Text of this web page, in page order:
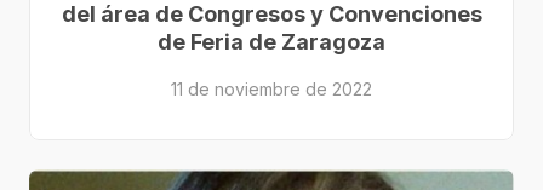
del área de Congresos y Convenciones
de Feria de Zaragoza
11 de noviembre de 2022